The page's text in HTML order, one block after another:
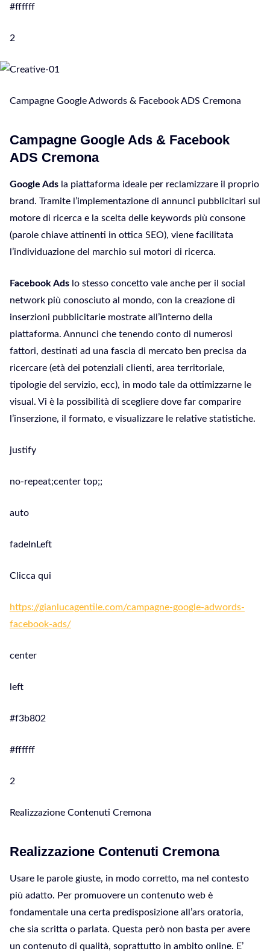
#ffffff
2
Campagne Google Adwords & Facebook ADS Cremona
Campagne Google Ads & Facebook
ADS Cremona
Google Ads la piattaforma ideale per reclamizzare il proprio
brand. Tramite l’implementazione di annunci pubblicitari sul
motore di ricerca e la scelta delle keywords più consone
(parole chiave attinenti in ottica SEO), viene facilitata
l’individuazione del marchio sui motori di ricerca.
Facebook Ads lo stesso concetto vale anche per il social
network più conosciuto al mondo, con la creazione di
inserzioni pubblicitarie mostrate all’interno della
piattaforma. Annunci che tenendo conto di numerosi
fattori, destinati ad una fascia di mercato ben precisa da
ricercare (età dei potenziali clienti, area territoriale,
tipologie del servizio, ecc), in modo tale da ottimizzarne le
visual. Vi è la possibilità di scegliere dove far comparire
l’inserzione, il formato, e visualizzare le relative statistiche.
justify
no-repeat;center top;;
auto
fadeInLeft
Clicca qui
https://gianlucagentile.com/campagne-google-adwords-
facebook-ads/
center
left
#f3b802
#ffffff
2
Realizzazione Contenuti Cremona
Realizzazione Contenuti Cremona
Usare le parole giuste, in modo corretto, ma nel contesto
più adatto. Per promuovere un contenuto web è
fondamentale una certa predisposizione all’ars oratoria,
che sia scritta o parlata. Questa però non basta per avere
un contenuto di qualità, soprattutto in ambito online. E’